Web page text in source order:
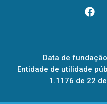
Data de
Entidade de utilidade
1.1176 de 22